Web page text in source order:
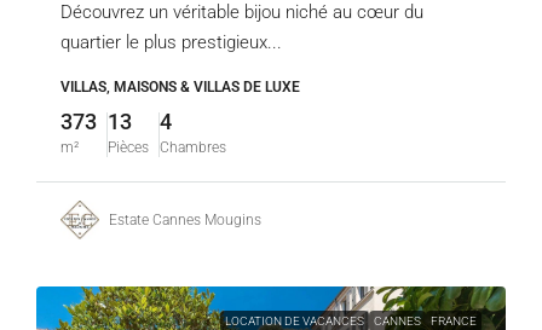
Découvrez un véritable bijou niché au cœur du
quartier le plus prestigieux...
VILLAS, MAISONS & VILLAS DE LUXE
373
m²
13
Pièces
4
Chambres
Estate Cannes Mougins
LOCATION DE VACANCES CANNES FRANCE